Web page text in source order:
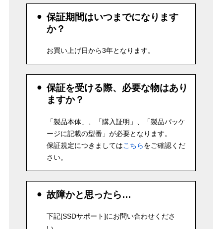
保証期間はいつまでになります
か？
お買い上げ日から3年となります。
保証を受ける際、必要な物はあり
ますか？
「製品本体」、「購入証明」、「製品パッケ
ージに記載の型番」が必要となります。
保証規定につきましてはこちらをご確認くだ
さい。
故障かと思ったら…
下記[SSDサポート]にお問い合わせくださ